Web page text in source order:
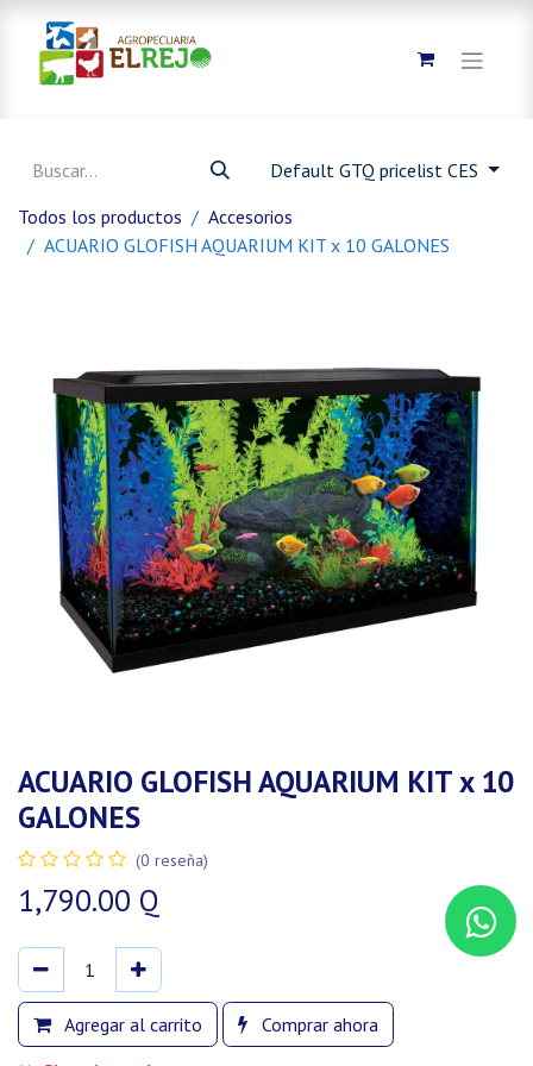
Default GTQ pricelist CES
Todos los productos
Accesorios
ACUARIO GLOFISH AQUARIUM KIT x 10 GALONES
ACUARIO GLOFISH AQUARIUM KIT x 10
GALONES
(0 reseña)
1,790.00 Q
Agregar al carrito
Comprar ahora